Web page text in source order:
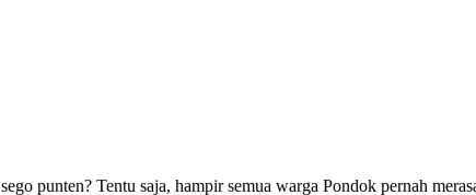
punten? Tentu saja, hampir semua warga Pondok pernah